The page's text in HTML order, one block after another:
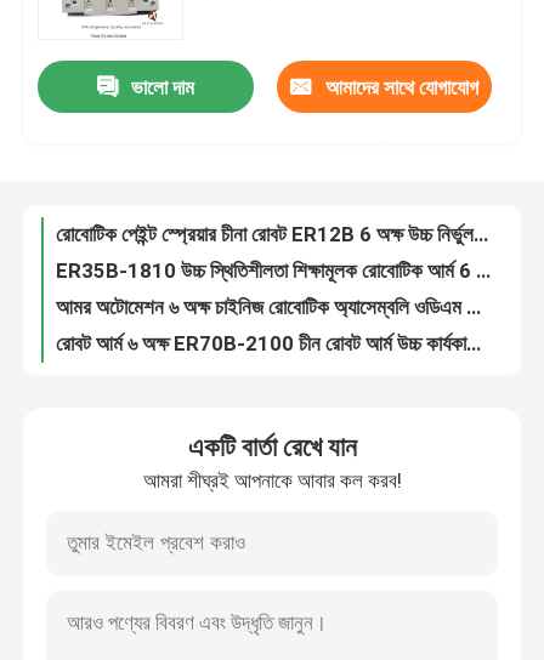
ভিডিও
আমাদের সম্পর্কে
কারখানা পরিদর্শন
আমাদের সাথে যোগাযোগ
ভালো দাম আমাদের সাথে যোগাযোগরোবোটিক পেইন্ট স্প্রেয়ার চীনা রোবট ER12B 6 অক্ষ উচ্চ নির্ভুলতা কাজ
ছয় অক্ষের শিল্প রোবট চীন ER100B-3000 0.06মিমি ভারী দায়িত্ব হ্যান্ডলিং
সমাবেশ লাইন রোবট আর্ম OEM চীনা ER130B সঙ্গে 1120KG উচ্চ নির্ভুলতা
1150KG ER160B-3200 কারিগরি বিবরণী অটোমোবাইল উত্পাদন প্রয়োগ
রোবট ওয়েল্ডিং ৬-অক্ষ রোবট রোবট শিল্প ER170B-2650 চাইনিজ রোবট বাহু
কুকা ইউবোট জয়েন্ট লিমিটস KR120 শিল্প রোবট শ্রম খরচ কমাতে
একটি বার্তা রেখে যান
আমরা শীঘ্রই আপনাকে আবার কল করব!